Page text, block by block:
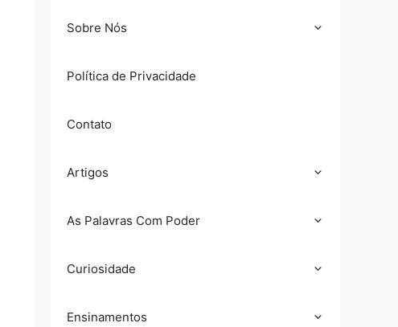
Sobre Nós
Política de Privacidade
Contato
Artigos
As Palavras Com Poder
Curiosidade
Ensinamentos